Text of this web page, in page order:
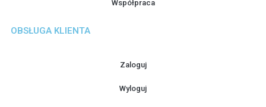
Współpraca
OBSŁUGA KLIENTA
Zaloguj
Wyloguj